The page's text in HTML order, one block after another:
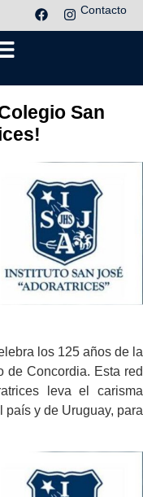
Contacto
San
los 125 años de la
de Concordia. Esta red
leva el carisma
y de Uruguay, para